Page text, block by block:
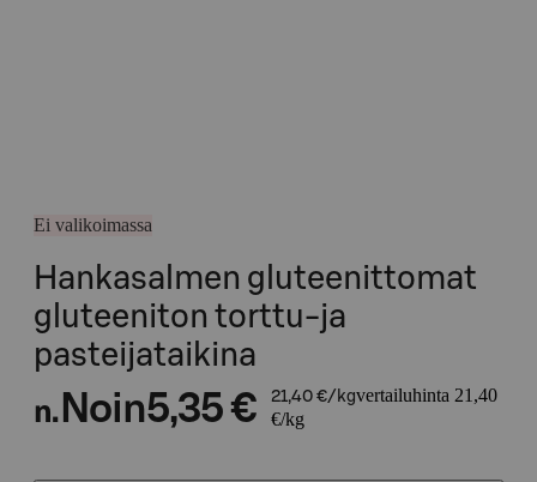
Ei valikoimassa
Hankasalmen gluteenittomat
gluteeniton torttu-ja
pasteijataikina
n. Noin5,35 € 21,40 €/kgvertailuhinta 21,40
€/kg